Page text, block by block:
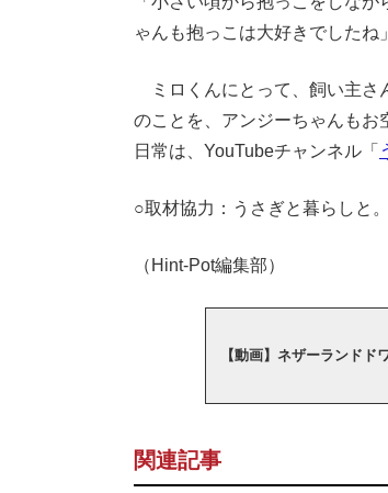
ゃんも抱っこは大好きでしたね」
ミロくんにとって、飼い主さ
のことを、アンジーちゃんもお
日常は、YouTubeチャンネル「
○取材協力：うさぎと暮らしと
（Hint-Pot編集部）
【動画】ネザーランド
関連記事